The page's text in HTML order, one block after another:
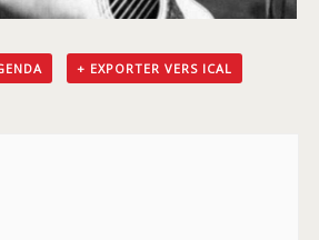
+ EXPORTER VERS ICAL